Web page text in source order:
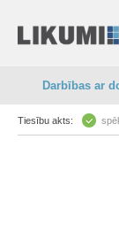
Darbības ar
Tiesību akts: